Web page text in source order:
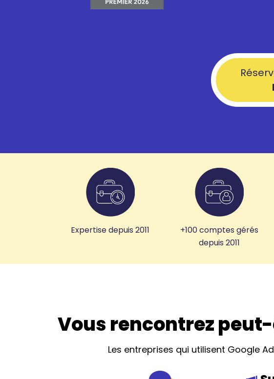
Expertise depuis 2011
+100 comptes gérés
depuis 2011
Vous rencontrez
Les entreprises qui utilisent Google